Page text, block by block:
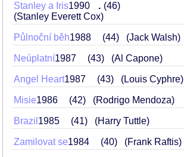
Stanley a Iris1990 . 46
(Stanley Everett Cox)
Půlnoční běh1988 44 (Jack Walsh)
Neúplatní1987 43 (Al Capone)
Angel Heart1987 43 (Louis Cyphre)
Misie1986 42 (Rodrigo Mendoza)
Brazil 1985 41 (Harry Tuttle)
Zamilovat se1984 40 (Frank Raftis)